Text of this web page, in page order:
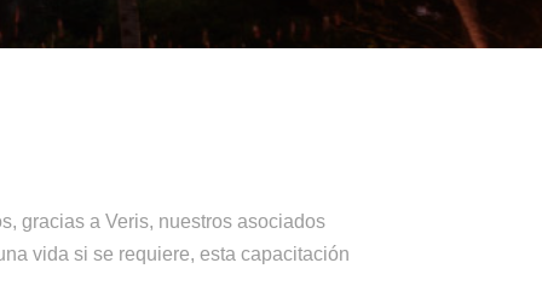
gracias a Veris, nuestros asociados
vida si se requiere, esta capacitación